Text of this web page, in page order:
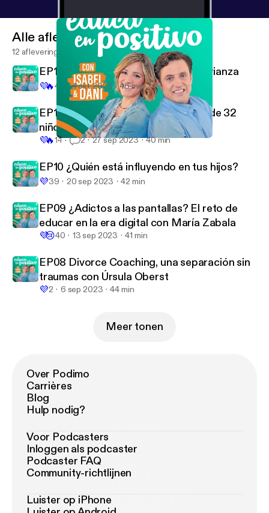
EP10 ¿Quién está influyendo en tus hijos?
Alle afleveringen
12 afleveringen
EP12 El papel de los abuelos en la crianza
💜🔥43 4 okt 2023 46 min
EP11 María Galán, una joven madre de 32
niños en Uganda
💜🔥14 2 27 sep 2023 40 min
EP10 ¿Quién está influyendo en tus hijos?
💜39 20 sep 2023 42 min
EP09 ¿Adictos a las pantallas? El reto de
educar en la era digital con María Zabala
💜😢40 13 sep 2023 41 min
EP08 Divorce Coaching, una separación sin
traumas con Úrsula Oberst
💜2 6 sep 2023 44 min
Meer tonen
Over Podimo
Carrières
Blog
Hulp nodig?
Voor Podcasters
Inloggen als podcaster
Podcaster FAQ
Community-richtlijnen
Luister op iPhone